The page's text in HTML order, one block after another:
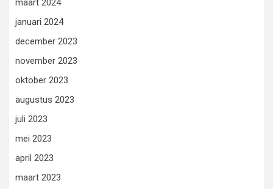
maart 2024
januari 2024
december 2023
november 2023
oktober 2023
augustus 2023
juli 2023
mei 2023
april 2023
maart 2023